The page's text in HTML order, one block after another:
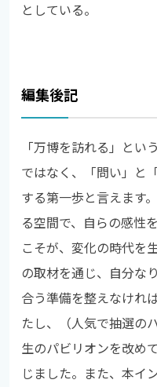
としている。
編集後記
「万博を訪れる」と
ではなく、「問い」と
する第一歩と言えます
る空間で、自らの感性
こそが、変化の時代を
の取材を通じ、自分な
合う準備を整えなけれ
たし、（人気で抽選の
生のパビリオンを改め
じました。また、本イ